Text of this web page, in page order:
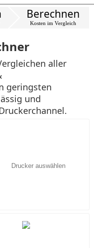
Berechnen
Kosten im Vergleich
aller
geringsten
und